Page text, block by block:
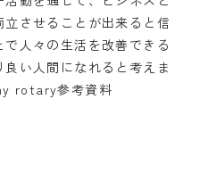
させることが出来ると信
人々の生活を改善できる
い人間になれると考えま
rotary参考資料